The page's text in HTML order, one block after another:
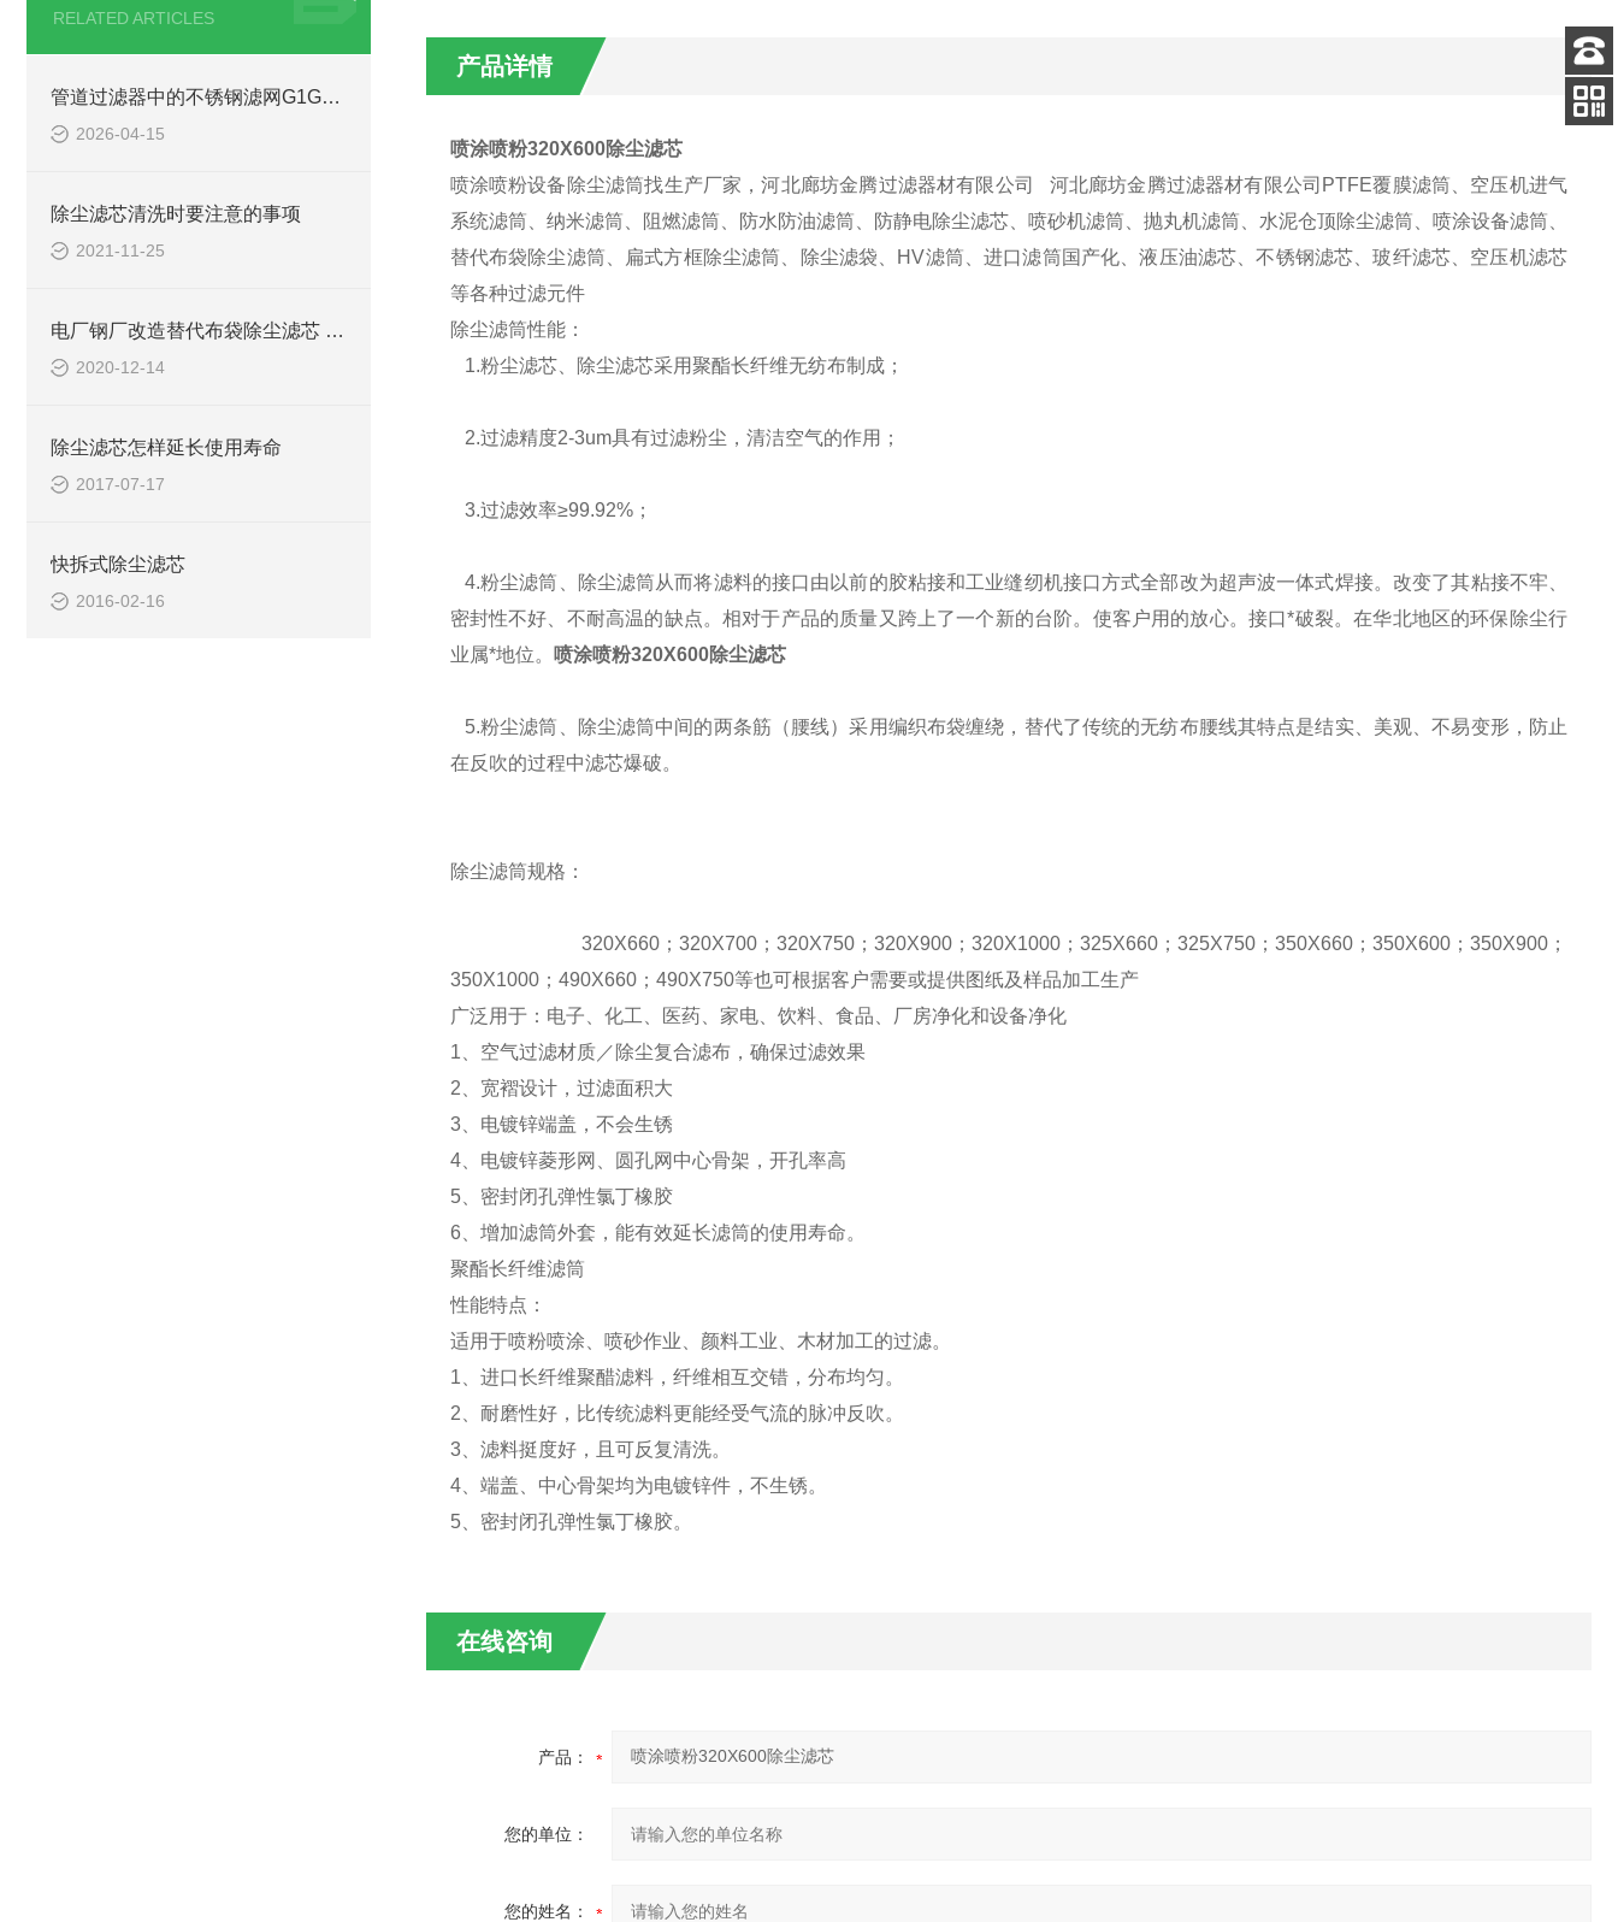
RELATED ARTICLES
管道过滤器中的不锈钢滤网G1G1.5安装注意事项
2026-04-15
除尘滤芯清洗时要注意的事项
2021-11-25
电厂钢厂改造替代布袋除尘滤芯 布袋除尘滤芯 除尘器替代布袋常用滤芯介绍
2020-12-14
除尘滤芯怎样延长使用寿命
2017-07-17
快拆式除尘滤芯
2016-02-16
产品详情
喷涂喷粉320X600除尘滤芯
喷涂喷粉设备除尘滤筒找生产厂家，河北廊坊金腾过滤器材有限公司
河北廊坊金腾过滤器材有限公司 PTFE覆膜滤筒、空压机进气
系统滤筒、纳米滤筒、阻燃滤筒、防水防油滤筒、防静电除尘滤芯、喷砂机滤筒、抛丸机滤筒、水泥仓顶除尘滤筒、喷涂设备滤筒、
替代布袋除尘滤筒、扁式方框除尘滤筒、除尘滤袋、 HV滤筒、进口滤筒国产化、液压油滤芯、不锈钢滤芯、玻纤滤芯、空压机滤芯
等各种过滤元件
除尘滤筒性能：
1.粉尘滤芯、除尘滤芯采用聚酯长纤维无纺布制成；
2.过滤精度2-3um具有过滤粉尘，清洁空气的作用；
3.过滤效率≥99.92%；
4.粉尘滤筒、除尘滤筒从而将滤料的接口由以前的胶粘接和工业缝纫机接口方式全部改为超声波一体式焊接。改变了其粘接不牢、
密封性不好、不耐高温的缺点。相对于产品的质量又跨上了一个新的台阶。使客户用的放心。接口*破裂。在华北地区的环保除尘行
业属*地位。
喷涂喷粉320X600除尘滤芯
5.粉尘滤筒、除尘滤筒中间的两条筋（腰线）采用编织布袋缠绕，替代了传统的无纺布腰线其特点是结实、美观、不易变形，防止
在反吹的过程中滤芯爆破。
除尘滤筒规格：
320X660 ； 320X700 ； 320X750 ； 320X900 ； 320X1000 ； 325X660 ； 325X750 ； 350X660 ； 350X600 ； 350X900 ；
350X1000； 490X660； 490X750等也可根据客户需要或提供图纸及样品加工生产
广泛用于：电子、化工、医药、家电、饮料、食品、厂房净化和设备净化
1 、空气过滤材质／除尘复合滤布，确保过滤效果
2 、宽褶设计，过滤面积大
3、电镀锌端盖，不会生锈
4、电镀锌菱形网、圆孔网中心骨架，开孔率高
5、密封闭孔弹性氯丁橡胶
6 、增加滤筒外套，能有效延长滤筒的使用寿命。
聚酯长纤维滤筒
性能特点：
适用于喷粉喷涂、喷砂作业、颜料工业、木材加工的过滤。
1 、进口长纤维聚醋滤料，纤维相互交错，分布均匀。
2 、耐磨性好，比传统滤料更能经受气流的脉冲反吹。
3、滤料挺度好，且可反复清洗。
4、端盖、中心骨架均为电镀锌件，不生锈。
5、密封闭孔弹性氯丁橡胶。
在线咨询
产品：
您的单位：
您的姓名：
客服
电话